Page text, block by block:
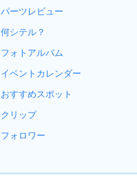
パーツレビュー
何シテル？
フォトアルバム
イベントカレンダー
おすすめスポット
クリップ
フォロワー